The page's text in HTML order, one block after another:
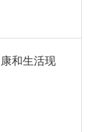
和生活现